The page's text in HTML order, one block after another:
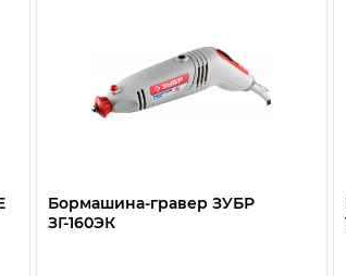
Бормашина-гравер ЗУБР
ЗГ-160ЭК